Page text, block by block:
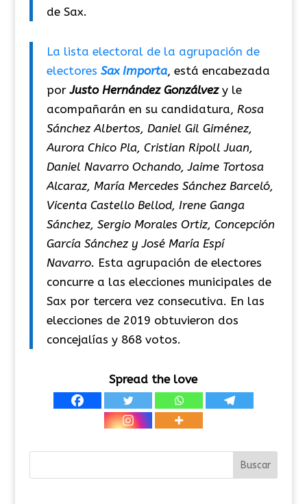
de Sax.
La lista electoral de la agrupación de
electores Sax Importa, está encabezada
porJusto Hernández Gonzálvezy le
acompañarán en su candidatura, Rosa
Sánchez Albertos, Daniel Gil Giménez,
Aurora Chico Pla, Cristian Ripoll Juan,
Daniel Navarro Ochando, Jaime Tortosa
Alcaraz, María Mercedes Sánchez Barceló,
Vicenta Castello Bellod, Irene Ganga
Sánchez, Sergio Morales Ortiz, Concepción
García Sánchez y José María Espí
Navarro. Esta agrupación de electores
concurre a las elecciones municipales de
Sax por tercera vez consecutiva. En las
elecciones de 2019 obtuvieron dos
concejalías y 868 votos.
Spread the love